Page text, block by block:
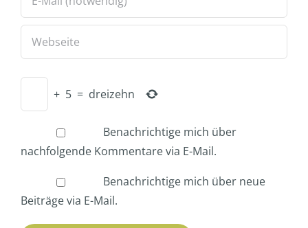
+ 5 = dreizehn
Benachrichtige mich über
nachfolgende Kommentare via E-Mail.
Benachrichtige mich über neue
Beiträge via E-Mail.